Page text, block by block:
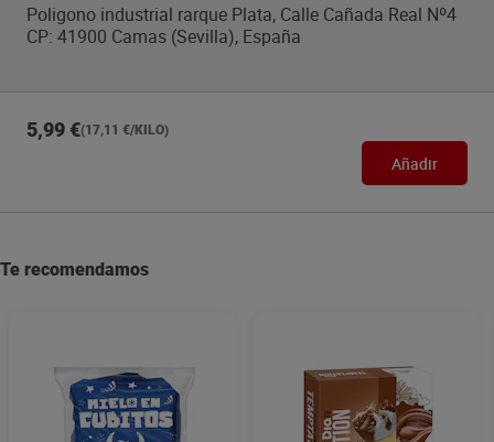
Poligono industrial rarque Plata, Calle Cañada Real Nº4
CP: 41900 Camas (Sevilla), España
5,99 €(17,11 €/KILO)
Añadir
Te recomendamos